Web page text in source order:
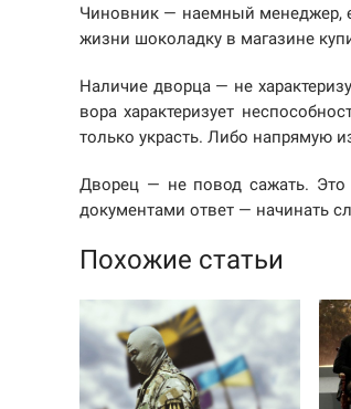
Чиновник — наемный менеджер,
жизни шоколадку в магазине
Наличие дворца — не
вора характеризует
только украсть. Либо напрямую
Дворец — не повод сажать. Это
документами ответ — начинать
Похожие статьи